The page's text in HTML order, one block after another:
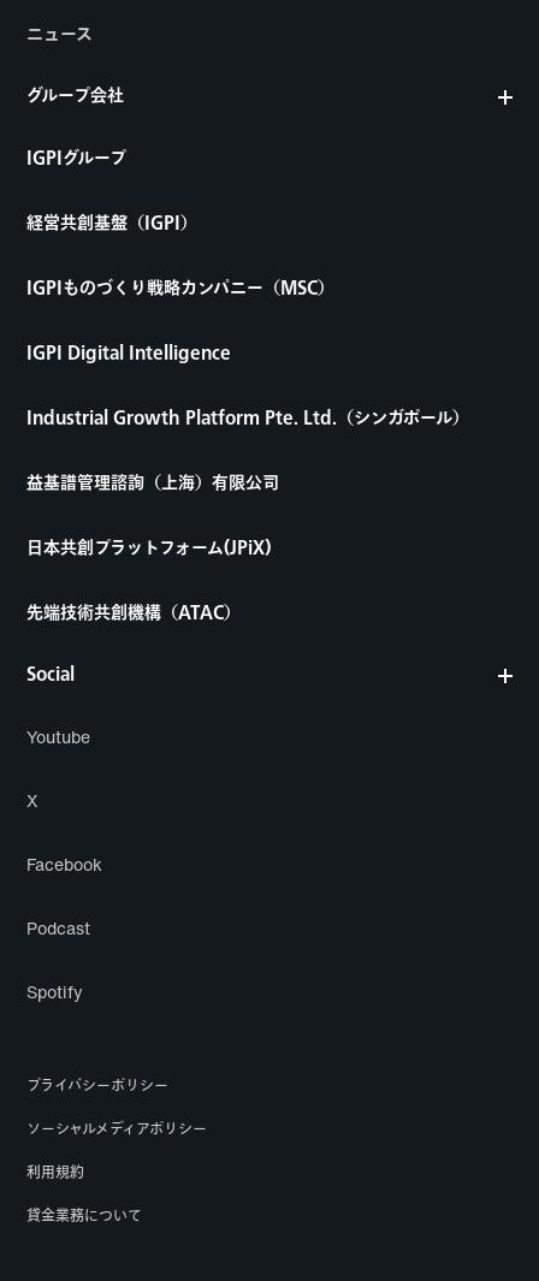
Social
Youtube
X
Facebook
Podcast
Spotify
ニュース
グループ会社
IGPIグループ
経営共創基盤（IGPI）
IGPIものづくり戦略カンパニー（MSC）
IGPI Digital Intelligence
Industrial Growth Platform Pte. Ltd.（シンガポール）
益基譜管理諮詢（上海）有限公司
日本共創プラットフォーム(JPiX)
先端技術共創機構（ATAC）
プライバシーポリシー
ソーシャルメディアポリシー
利用規約
貸金業務について